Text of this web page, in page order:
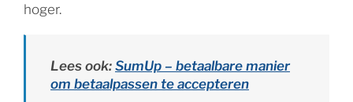
hoger.
Lees ook: SumUp – betaalbare manier
om betaalpassen te accepteren